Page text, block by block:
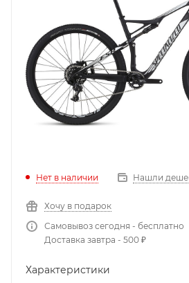
Нет в наличии Нашли
Хочу в подарок
Самовывоз сегодня - бесплатно
Доставка завтра - 500 ₽
Характеристики